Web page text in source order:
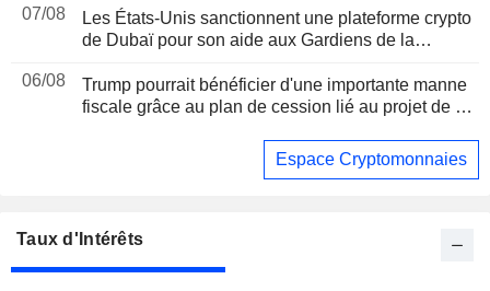
07/08
Les États-Unis sanctionnent une plateforme crypto
de Dubaï pour son aide aux Gardiens de la
06/08
Trump pourrait bénéficier d'une importante manne
fiscale grâce au plan de cession lié au projet de loi
Espace Cryptomonnaies
Taux d'Intérêts